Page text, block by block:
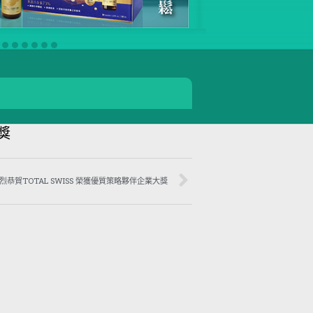
恭賀TOTAL SWISS 榮獲優質策略夥伴企業大獎